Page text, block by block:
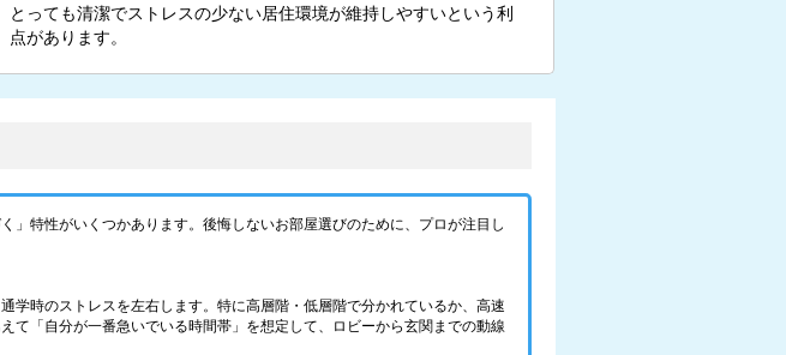
とっても清潔でストレスの少ない居住環境が維持しやすいという利
点があります。
」特性がいくつかあります。後悔しないお部屋選びのために、プロが注目し
学時のストレスを左右します。特に高層階・低層階で分かれているか、高速
て「自分が一番急いでいる時間帯」を想定して、ロビーから玄関までの動線